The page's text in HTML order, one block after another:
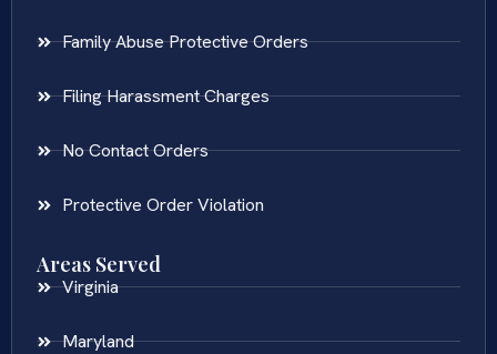
Family Abuse Protective Orders
Filing Harassment Charges
No Contact Orders
Protective Order Violation
Areas Served
Virginia
Maryland